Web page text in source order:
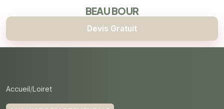
BEAU BOUR
Devis Gratuit
Accueil Loiret